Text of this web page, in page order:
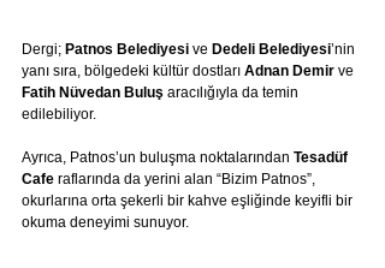
Dergi; Patnos Belediyesi ve Dedeli Belediyesi’nin
yanı sıra, bölgedeki kültür dostları Adnan Demir ve
Fatih Nüvedan Buluş aracılığıyla da temin
edilebiliyor.
Ayrıca, Patnos’un buluşma noktalarından Tesadüf
Cafe raflarında da yerini alan “Bizim Patnos”,
okurlarına orta şekerli bir kahve eşliğinde keyifli bir
okuma deneyimi sunuyor.